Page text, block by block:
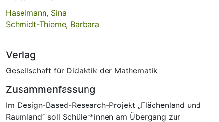
Haselmann, Sina
Schmidt-Thieme, Barbara
Verlag
Gesellschaft für Didaktik der Mathematik
Zusammenfassung
Im Design-Based-Research-Projekt „Flächenland und
Raumland“ soll Schüler*innen am Übergang zur